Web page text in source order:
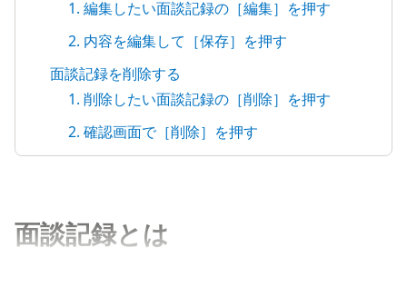
1. 編集したい面談記録の［編集］を押す
2. 内容を編集して［保存］を押す
面談記録を削除する
1. 削除したい面談記録の［削除］を押す
2. 確認画面で［削除］を押す
面談記録とは